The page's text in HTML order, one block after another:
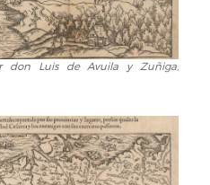
don Luis de Avuila y Zuñiga,